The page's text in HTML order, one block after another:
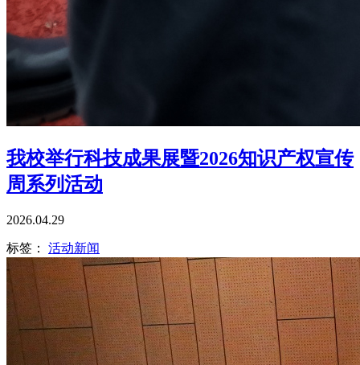
我校举行科技成果展暨2026知识产权宣传
周系列活动
2026.04.29
标签： 活动新闻